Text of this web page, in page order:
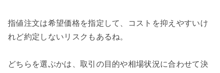
指値注文は希望価格を指定して、コストを抑えやすいけ
れど約定しないリスクもあるね。
どちらを選ぶかは、取引の目的や相場状況に合わせて決